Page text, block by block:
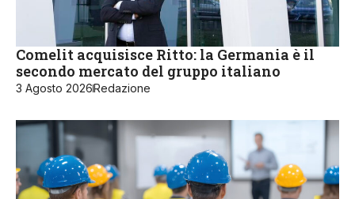
Comelit acquisisce Ritto: la Germania è il
secondo mercato del gruppo italiano
3 Agosto 2026Redazione